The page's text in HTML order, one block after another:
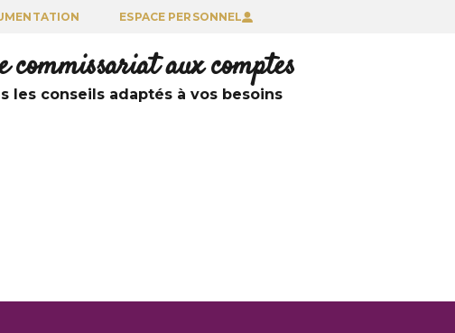
ESPACE PERSONNEL
commissariat aux comptes
les conseils adaptés à vos besoins